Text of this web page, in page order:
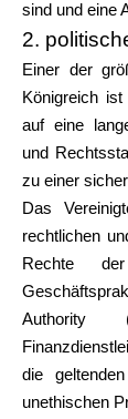
sind und eine
2.
Einer der
Königreich
auf eine
und
zu einer
Das
rechtlichen
Rechte
Authority
die
unethischen